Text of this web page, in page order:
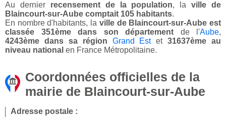
Au dernier recensement de la population, laville de
Blaincourt-sur-Aube comptait 105 habitants.
En nombre d'habitants, la ville de Blaincourt-sur-Aube est
classée 351ème dans son département de l'Aube,
4243ème dans sa région
Grand Estet31637ème au
niveau national en France Métropolitaine.
Coordonnées officielles de la
mairie de Blaincourt-sur-Aube
Adresse postale :